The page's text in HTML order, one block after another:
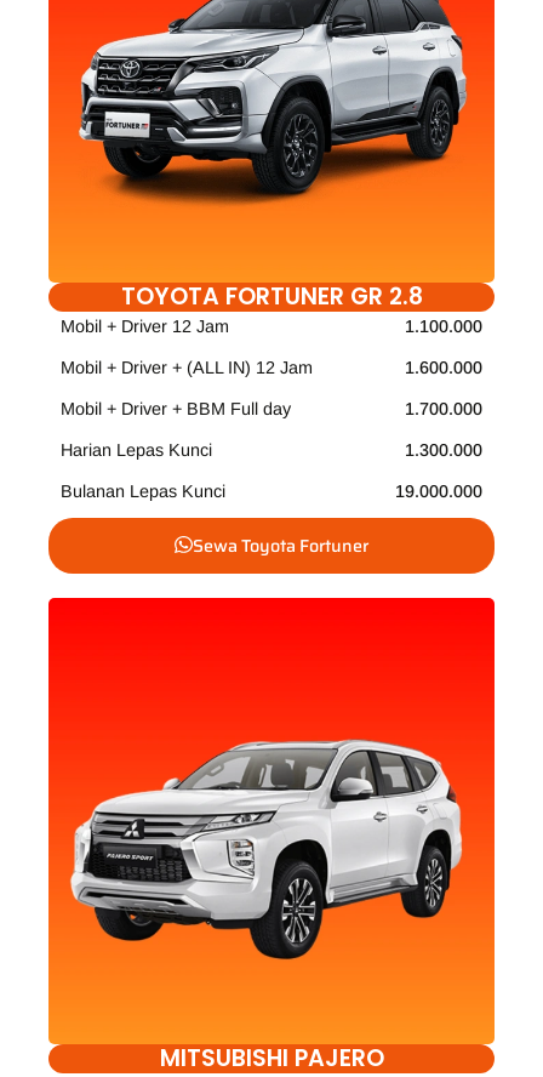
TOYOTA FORTUNER GR 2.8
Mobil + Driver 12 Jam 1.100.000
Mobil + Driver + (ALL IN) 12 Jam 1.600.000
Mobil + Driver + BBM Full day 1.700.000
Harian Lepas Kunci 1.300.000
Bulanan Lepas Kunci 19.000.000
Sewa Toyota Fortuner
MITSUBISHI PAJERO